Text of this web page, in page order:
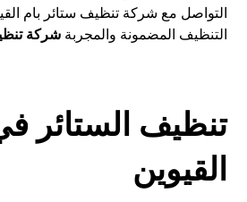
التواصل مع شركة تنظيف ستائر بام
التنظيف المضمونة والمجربةشركة
تنظيف الستائر
القيوين